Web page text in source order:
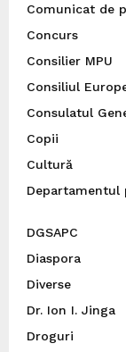
Comunicat de
Concurs
Consilier MPU
Consiliul
Consulatul
Copii
Cultură
Departamentul
DGSAPC
Diaspora
Diverse
Dr. Ion I. Jinga
Droguri